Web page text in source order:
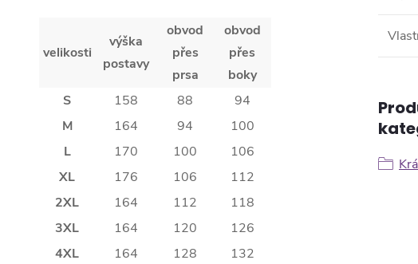
velikosti
výška
postavy
obvod
přes
prsa
obvod
přes
boky
S
158 88
94
M
164 94
100
L
170 100
106
XL
176 106
112
2XL
164 112
118
3XL
164 120
126
4XL
164 128
132